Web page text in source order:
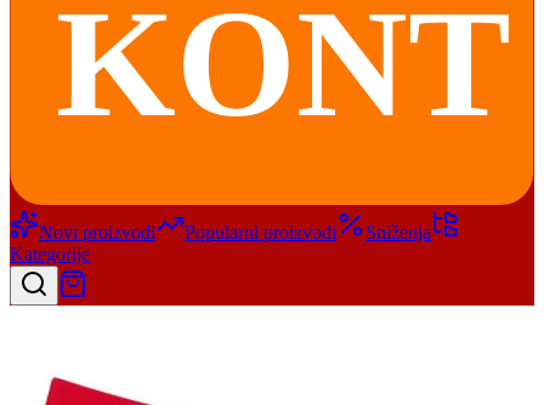
Novi proizvodi Popularni proizvodi
Sniženja
Kategorije